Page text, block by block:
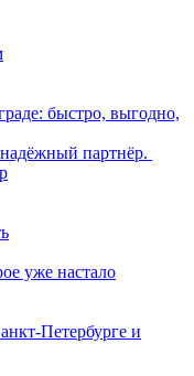
быстро, выгодно,
партнёр.
уже настало
Петербурге и